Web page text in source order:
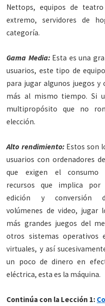
Nettops, equipos de
extremo, servidores de
categoría.
Gama Media:Esta es una
usuarios, este tipo de
para jugar algunos juegos
más al mismo tiempo. Si
multipropósito que no
elección.
Alto rendimiento:Estos son
usuarios con ordenadores
que exigen el consumo
recursos que implica por
edición y conversión
volúmenes de video, jugar
más grandes juegos del
otros sistemas operativos
virtuales, y así
un poco de dinero en
eléctrica, esta es la máquina.
Continúa con la Lección 1: